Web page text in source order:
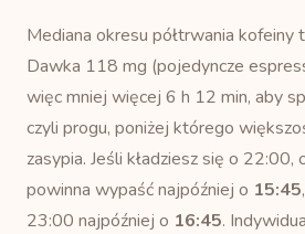
Mediana okresu półtrwania kofeiny
Dawka 118 mg (pojedyncze
więc mniej więcej 6 h 12 min, aby
czyli progu, poniżej którego
zasypia. Jeśli kładziesz się o 22:00,
powinna wypaść najpóźniej o 15:45
23:00 najpóźniej o 16:45.